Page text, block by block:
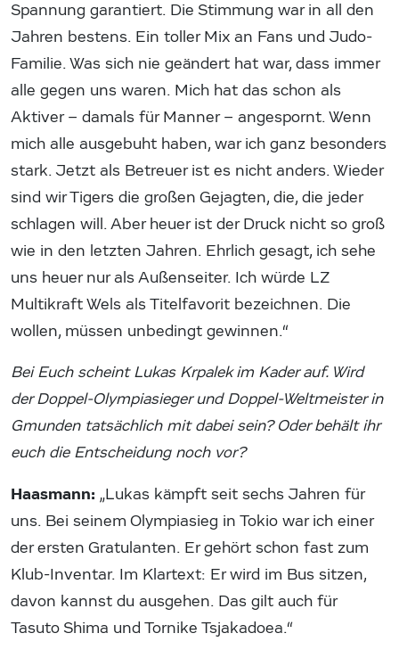
Spannung garantiert. Die Stimmung war in all den
Jahren bestens. Ein toller Mix an Fans und Judo-
Familie. Was sich nie geändert hat war, dass immer
alle gegen uns waren. Mich hat das schon als
Aktiver – damals für Manner – angespornt. Wenn
mich alle ausgebuht haben, war ich ganz besonders
stark. Jetzt als Betreuer ist es nicht anders. Wieder
sind wir Tigers die großen Gejagten, die, die jeder
schlagen will. Aber heuer ist der Druck nicht so groß
wie in den letzten Jahren. Ehrlich gesagt, ich sehe
uns heuer nur als Außenseiter. Ich würde LZ
Multikraft Wels als Titelfavorit bezeichnen. Die
wollen, müssen unbedingt gewinnen.“
Bei Euch scheint Lukas Krpalek im Kader auf. Wird
der Doppel-Olympiasieger und Doppel-Weltmeister in
Gmunden tatsächlich mit dabei sein? Oder behält ihr
euch die Entscheidung noch vor?
Haasmann: „Lukas kämpft seit sechs Jahren für
uns. Bei seinem Olympiasieg in Tokio war ich einer
der ersten Gratulanten. Er gehört schon fast zum
Klub-Inventar. Im Klartext: Er wird im Bus sitzen,
davon kannst du ausgehen. Das gilt auch für
Tasuto Shima und Tornike Tsjakadoea.“